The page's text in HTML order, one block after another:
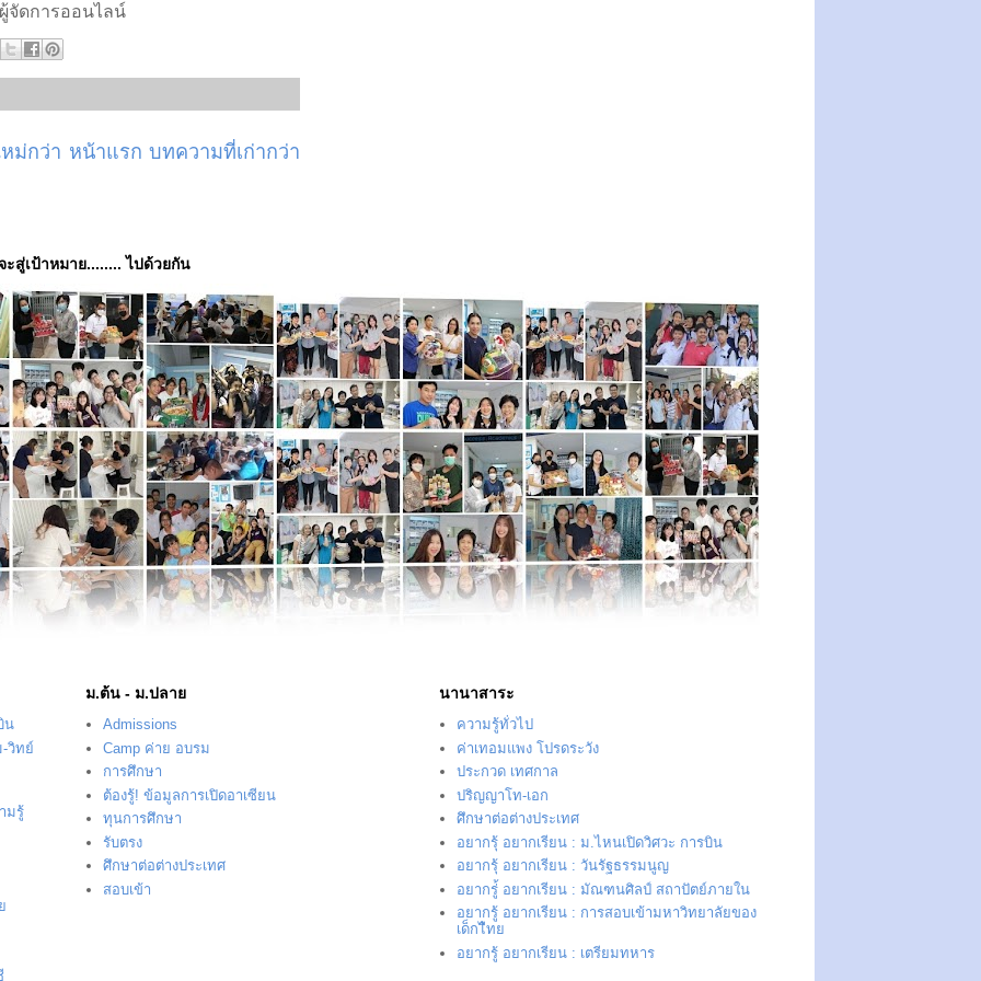
จัดการออนไลน์
ม่กว่า บทความที่เก่ากว่า
หน้าแรก
ะสู่เป้าหมาย........ ไปด้วยกัน
น
วิทย์
มรู้
ม.ต้น - ม.ปลาย
Admissions
Camp ค่าย อบรม
การศึกษา
ต้องรู้! ข้อมูลการเปิดอาเซียน
ทุนการศึกษา
รับตรง
ศึกษาต่อต่างประเทศ
สอบเข้า
นานาสาระ
ความรู้ทั่วไป
ค่าเทอมแพง โปรดระวัง
ประกวด เทศกาล
ปริญญาโท-เอก
ศึกษาต่อต่างประเทศ
อยากรุ้ อยากเรียน : ม.ไหนเปิดวิศวะ การบิน
อยากรุ้ อยากเรียน : วันรัฐธรรมนูญ
อยากรู่้ อยากเรียน : มัณฑนศิลป์ สถาปัตย์ภายใน
อยากรู้ อยากเรียน : การสอบเข้ามหาวิทยาลัยของ
เด็กไืทย
อยากรู้ อยากเรียน : เตรียมทหาร